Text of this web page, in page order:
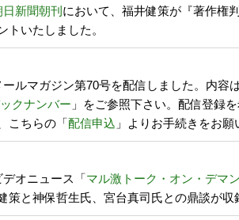
日新聞朝刊 において、福井健策が『著作権
トいたしました。
ールマガジン第70号を配信しました。内容
クナンバー 」をご参照下さい。配信登録
こちらの「配信申込 」よりお手続きをお
デオニュース「マル激トーク・オン・デマ
策と神保哲生氏、宮台真司氏との鼎談が収